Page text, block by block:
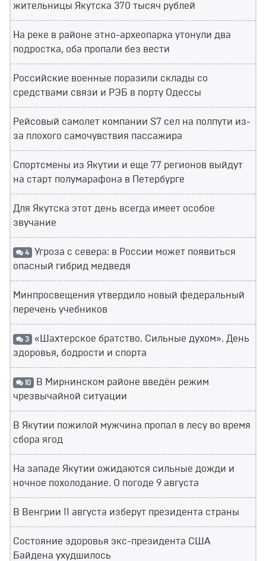
жительницы Якутска 370 тысяч рублей
На реке в районе этно-археопарка утонули два
подростка, оба пропали без вести
Российские военные поразили склады со
средствами связи и РЭБ в порту Одессы
Рейсовый самолет компании S7 сел на полпути из-
за плохого самочувствия пассажира
Спортсмены из Якутии и еще 77 регионов выйдут
на старт полумарафона в Петербурге
Для Якутска этот день всегда имеет особое
звучание
4 Угроза с севера: в России может появиться
опасный гибрид медведя
Минпросвещения утвердило новый федеральный
перечень учебников
3 «Шахтерское братство. Сильные духом». День
здоровья, бодрости и спорта
10 В Мирнинском районе введён режим
чрезвычайной ситуации
В Якутии пожилой мужчина пропал в лесу во время
сбора ягод
На западе Якутии ожидаются сильные дожди и
ночное похолодание. О погоде 9 августа
В Венгрии 11 августа изберут президента страны
Состояние здоровья экс-президента США
Байдена ухудшилось